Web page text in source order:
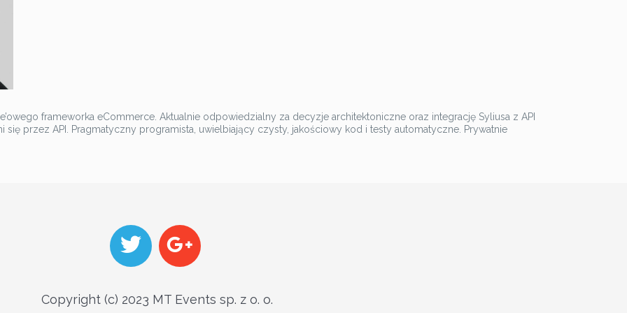
frameworka eCommerce. Aktualnie odpowiedzialny za decyzje architektoniczne oraz integrację Syliusa z API
przez API. Pragmatyczny programista, uwielbiający czysty, jakościowy kod i testy automatyczne. Prywatnie
Copyright (c) 2023 MT Events sp. z o. o.